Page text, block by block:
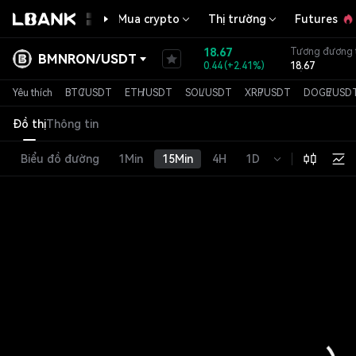
Mua crypto Thị trường Futures
BMNRON/USDT 18.67
0.44(+2.41%)
Tương
18.67
Vốn hóa
930.338K
Yêu thích BTC/USDT ETH/USDT SOL/USDT XRP/USDT DOGE/USDT
Đồ thịThông tin
Biểu đồ đường 1Min 15Min 4H 1D